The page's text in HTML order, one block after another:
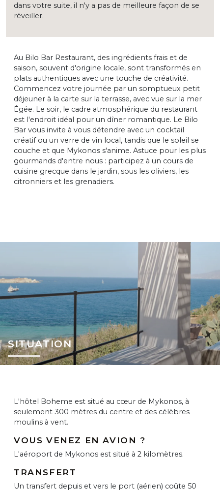
dans votre suite, il n'y a pas de meilleure façon de se
réveiller.
Au Bilo Bar Restaurant, des ingrédients frais et de
saison, souvent d'origine locale, sont transformés en
plats authentiques avec une touche de créativité.
Commencez votre journée par un somptueux petit
déjeuner à la carte sur la terrasse, avec vue sur la mer
Égée. Le soir, le cadre atmosphérique du restaurant
est l'endroit idéal pour un dîner romantique. Le Bilo
Bar vous invite à vous détendre avec un cocktail
créatif ou un verre de vin local, tandis que le soleil se
couche et que Mykonos s'anime. Astuce pour les plus
gourmands d'entre nous : participez à un cours de
cuisine grecque dans le jardin, sous les oliviers, les
citronniers et les grenadiers.
SITUATION
L'hôtel Boheme est situé au cœur de Mykonos, à
seulement 300 mètres du centre et des célèbres
moulins à vent.
VOUS VENEZ EN AVION ?
L'aéroport de Mykonos est situé à 2 kilomètres.
TRANSFERT
Un transfert depuis et vers le port (aérien) coûte 50